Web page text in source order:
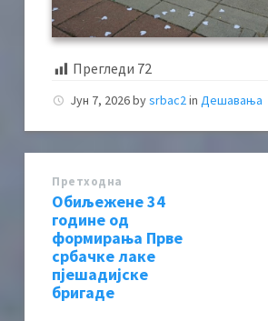
Прегледи 72
Јун 7, 2026bysrbac2 in Дешавања
Претходна
Обиљежене 34
године од
формирања Прве
србачке лаке
пјешадијске
бригаде